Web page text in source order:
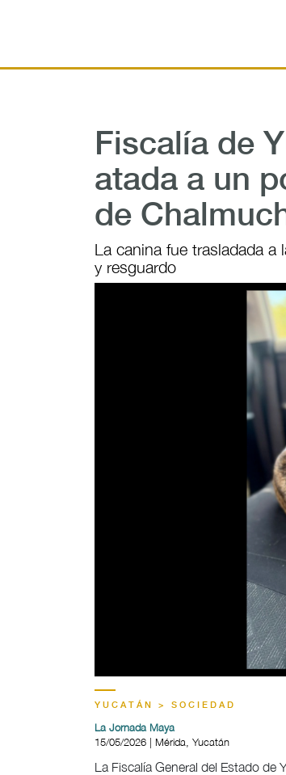
Fiscalía de
atada a un
de
La canina fue trasladada a
y resguardo
YUCATÁN > SOCIEDAD
La Jornada Maya
15/05/2026 | Mérida, Yucatán
La Fiscalía General del Estado de